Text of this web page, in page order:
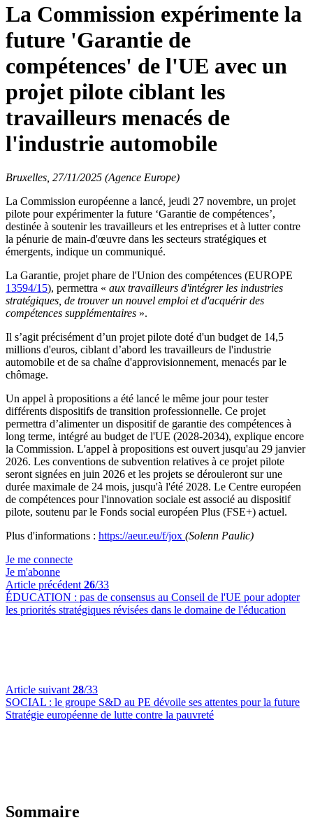
La Commission expérimente la
future 'Garantie de
compétences' de l'UE avec un
projet pilote ciblant les
travailleurs menacés de
l'industrie automobile
Bruxelles, 27/11/2025 (Agence Europe)
La Commission européenne a lancé, jeudi 27 novembre, un projet
pilote pour expérimenter la future ‘Garantie de compétences’,
destinée à soutenir les travailleurs et les entreprises et à lutter contre
la pénurie de main-d'œuvre dans les secteurs stratégiques et
émergents, indique un communiqué.
La Garantie, projet phare de l'Union des compétences (EUROPE
13594/15), permettra « aux travailleurs d'intégrer les industries
stratégiques, de trouver un nouvel emploi et d'acquérir des
compétences supplémentaires ».
Il s’agit précisément d’un projet pilote doté d'un budget de 14,5
millions d'euros, ciblant d’abord les travailleurs de l'industrie
automobile et de sa chaîne d'approvisionnement, menacés par le
chômage.
Un appel à propositions a été lancé le même jour pour tester
différents dispositifs de transition professionnelle. Ce projet
permettra d’alimenter un dispositif de garantie des compétences à
long terme, intégré au budget de l'UE (2028-2034), explique encore
la Commission. L'appel à propositions est ouvert jusqu'au 29 janvier
2026. Les conventions de subvention relatives à ce projet pilote
seront signées en juin 2026 et les projets se dérouleront sur une
durée maximale de 24 mois, jusqu'à l'été 2028. Le Centre européen
de compétences pour l'innovation sociale est associé au dispositif
pilote, soutenu par le Fonds social européen Plus (FSE+) actuel.
Plus d'informations : https://aeur.eu/f/jox (Solenn Paulic)
Je me connecte
Je m'abonne
Article précédent 26/33
ÉDUCATION : pas de consensus au Conseil de l'UE pour adopter
les priorités stratégiques révisées dans le domaine de l'éducation
Article suivant 28/33
SOCIAL : le groupe S&D au PE dévoile ses attentes pour la future
Stratégie européenne de lutte contre la pauvreté
Sommaire